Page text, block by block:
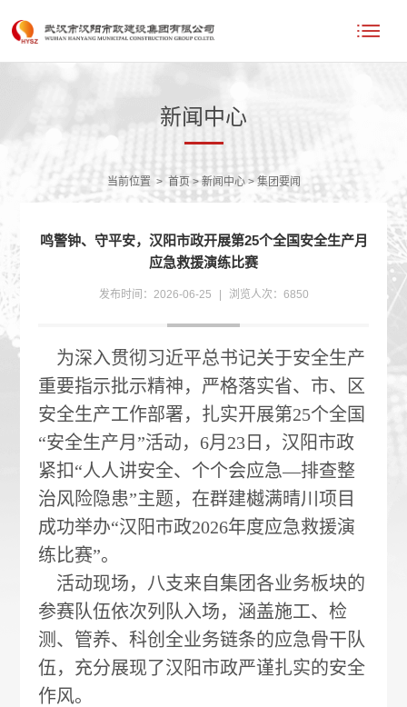
新闻中心
当前位置 > 首页 > 新闻中心>集团要闻
鸣警钟、守平安，汉阳市政开展第25个全国安全生产月
应急救援演练比赛
发布时间：2026-06-25 浏览人次：6850
为深入贯彻习近平总书记关于安全生产
重要指示批示精神，严格落实省、市、区
安全生产工作部署，扎实开展第25个全国
“安全生产月”活动，6月23日，汉阳市政
紧扣“人人讲安全、个个会应急—排查整
治风险隐患”主题，在群建樾满晴川项目
成功举办“汉阳市政2026年度应急救援演
练比赛”。
活动现场，八支来自集团各业务板块的
参赛队伍依次列队入场，涵盖施工、检
测、管养、科创全业务链条的应急骨干队
伍，充分展现了汉阳市政严谨扎实的安全
作风。